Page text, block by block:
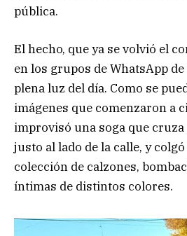
pública.
El hecho, que ya se volvió el
en los grupos de WhatsApp
plena luz del día. Como se
imágenes que comenzaron a
improvisó una soga que cruza
justo al lado de la calle, y
colección de calzones,
íntimas de distintos colores.